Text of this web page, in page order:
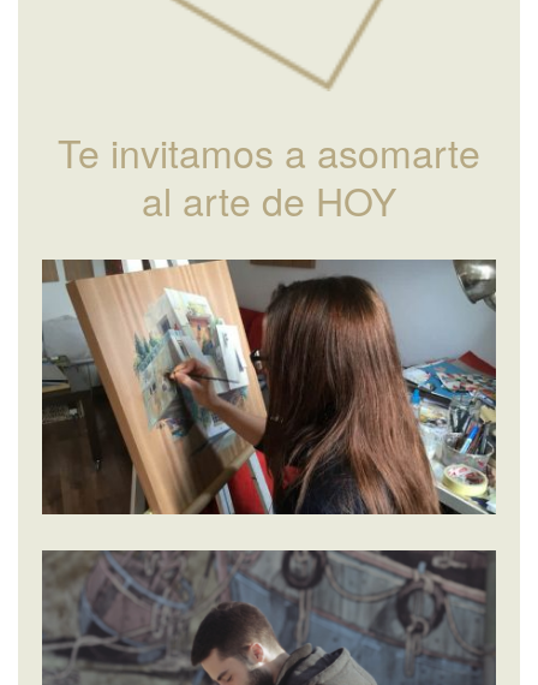
Te invitamos a asomarte
al arte de HOY